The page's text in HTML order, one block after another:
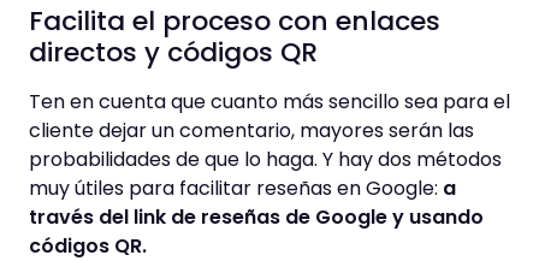
Facilita el proceso con enlaces
directos y códigos QR
Ten en cuenta que cuanto más sencillo sea para el
cliente dejar un comentario, mayores serán las
probabilidades de que lo haga. Y hay dos métodos
muy útiles para facilitar reseñas en Google: a
través del link de reseñas de Google y usando
códigos QR.